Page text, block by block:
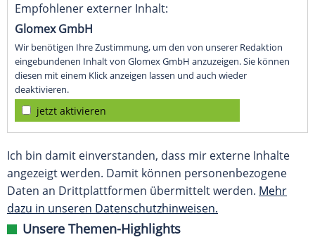
Empfohlener externer Inhalt:
Glomex GmbH
Wir benötigen Ihre Zustimmung, um den von unserer Redaktion
eingebundenen Inhalt von Glomex GmbH anzuzeigen. Sie können
diesen mit einem Klick anzeigen lassen und auch wieder
deaktivieren.
jetzt aktivieren
Ich bin damit einverstanden, dass mir externe Inhalte
angezeigt werden. Damit können personenbezogene
Daten an Drittplattformen übermittelt werden. Mehr
dazu in unseren Datenschutzhinweisen.
Unsere Themen-Highlights